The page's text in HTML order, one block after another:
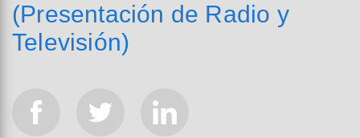
(Presentación de Radio y
Televisión)